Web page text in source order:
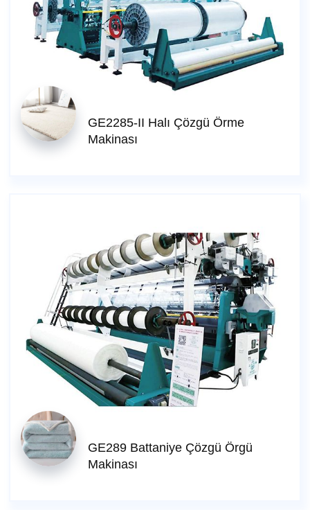
GE2285-II Halı Çözgü Örme
Makinası
GE289 Battaniye Çözgü Örgü
Makinası